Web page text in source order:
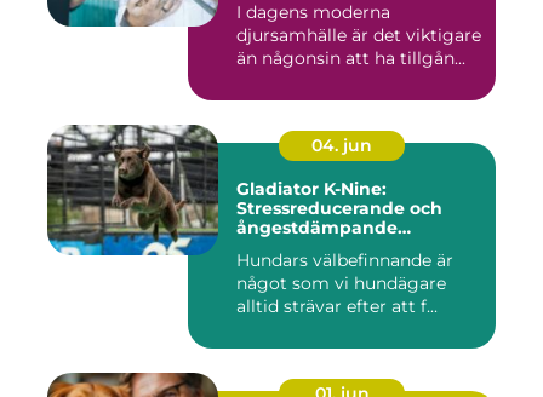
I dagens moderna
djursamhälle är det viktigare
än någonsin att ha tillgån...
04. jun
Gladiator K-Nine:
Stressreducerande och
ångestdämpande
Hundars välbefinnande är
något som vi hundägare
alltid strävar efter att f...